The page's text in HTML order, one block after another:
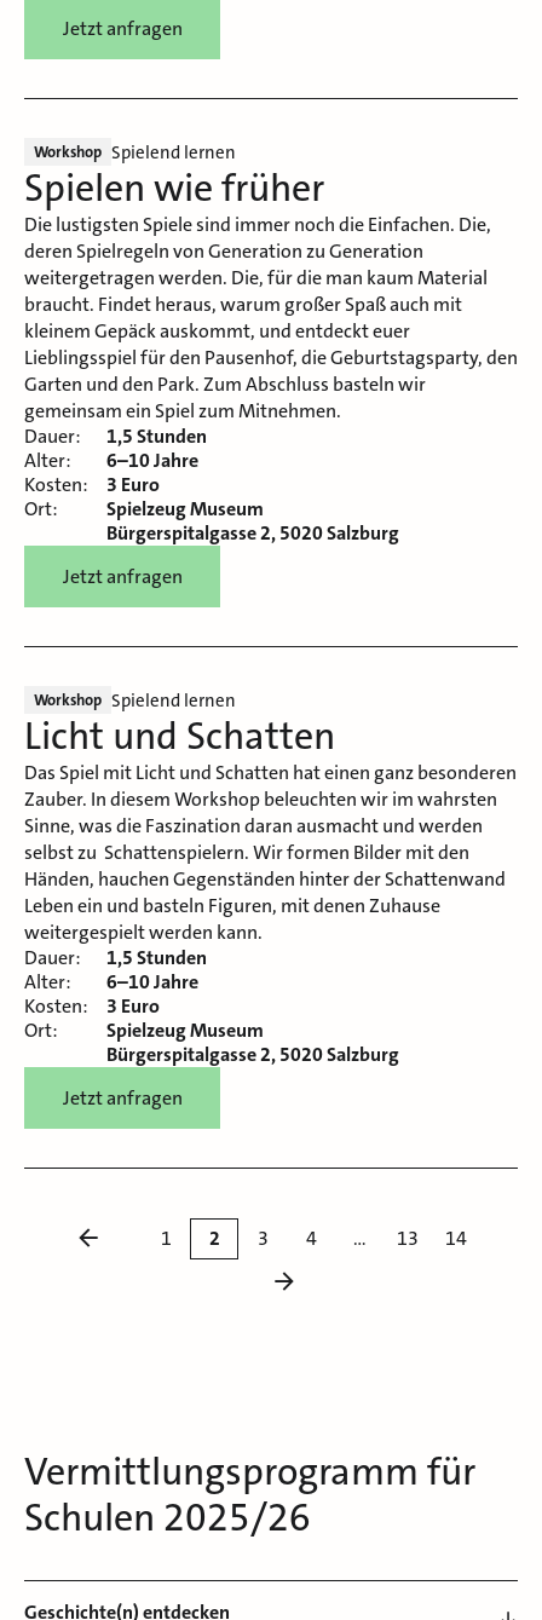
Jetzt anfragen
Workshop Spielend lernen
Spielen wie früher
Die lustigsten Spiele sind immer noch die Einfachen. Die,
deren Spielregeln von Generation zu Generation
weitergetragen werden. Die, für die man kaum Material
braucht. Findet heraus, warum großer Spaß auch mit
kleinem Gepäck auskommt, und entdeckt euer
Lieblingsspiel für den Pausenhof, die Geburtstagsparty, den
Garten und den Park. Zum Abschluss basteln wir
gemeinsam ein Spiel zum Mitnehmen.
Dauer:
1,5 Stunden
Alter:
6–10 Jahre
Kosten:
3 Euro
Ort:
Spielzeug Museum
Bürgerspitalgasse 2, 5020 Salzburg
Jetzt anfragen
Workshop Spielend lernen
Licht und Schatten
Das Spiel mit Licht und Schatten hat einen ganz besonderen
Zauber. In diesem Workshop beleuchten wir im wahrsten
Sinne, was die Faszination daran ausmacht und werden
selbst zu Schattenspielern. Wir formen Bilder mit den
Händen, hauchen Gegenständen hinter der Schattenwand
Leben ein und basteln Figuren, mit denen Zuhause
weitergespielt werden kann.
Dauer:
1,5 Stunden
Alter:
6–10 Jahre
Kosten:
3 Euro
Ort:
Spielzeug Museum
Bürgerspitalgasse 2, 5020 Salzburg
Jetzt anfragen
1 2 3 4 … 13 14
Vermittlungsprogramm für
Schulen 2025/26
Geschichte(n) entdecken